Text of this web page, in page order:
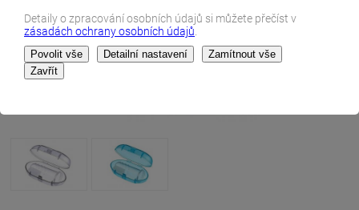
Detaily o zpracování osobních údajů si můžete přečíst v
zásadách ochrany osobních údajů